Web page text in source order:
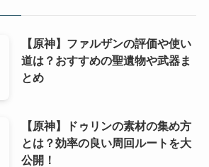
【原神】ファルザンの評価や使い
道は？おすすめの聖遺物や武器ま
とめ
【原神】ドゥリンの素材の集め方
とは？効率の良い周回ルートを大
公開！